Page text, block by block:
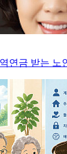
연금 받는 노